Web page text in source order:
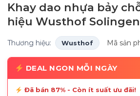
Khay dao nhựa bảy
hiệu Wusthof
Thương hiệu: Wusthof Mã sản
DEAL NGON MỖI NGÀY
Đã bán 87% - Còn ít suất ưu đãi!